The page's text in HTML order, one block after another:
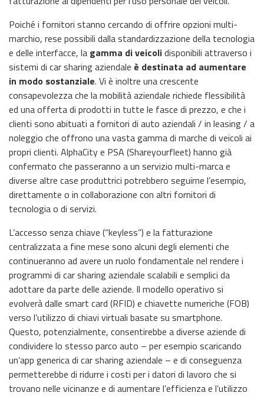
Poiché i fornitori stanno cercando di offrire opzioni multi-
marchio, rese possibili dalla standardizzazione della tecnologia
e delle interfacce, la gamma di veicolidisponibili attraverso i
sistemi di car sharing aziendale è destinata ad aumentare
in modo sostanziale. Vi è inoltre una crescente
consapevolezza che la mobilità aziendale richiede flessibilità
ed una offerta di prodotti in tutte le fasce di prezzo, e che i
clienti sono abituati a fornitori di auto aziendali / in leasing / a
noleggio che offrono una vasta gamma di marche di veicoli ai
propri clienti. AlphaCity e PSA (Shareyourfleet) hanno già
confermato che passeranno a un servizio multi-marca e
diverse altre case produttrici potrebbero seguirne l’esempio,
direttamente o in collaborazione con altri fornitori di
tecnologia o di servizi.
L’accesso senza chiave (“keyless”) e la fatturazione
centralizzata a fine mese sono alcuni degli elementi che
continueranno ad avere un ruolo fondamentale nel rendere i
programmi di car sharing aziendale scalabili e semplici da
adottare da parte delle aziende. Il modello operativo si
evolverà dalle smart card (RFID) e chiavette numeriche (FOB)
verso l’utilizzo di chiavi virtuali basate su smartphone.
Questo, potenzialmente, consentirebbe a diverse aziende di
condividere lo stesso parco auto – per esempio scaricando
un’app generica di car sharing aziendale – e di conseguenza
permetterebbe di ridurre i costi per i datori di lavoro che si
trovano nelle vicinanze e di aumentare l’efficienza e l’utilizzo